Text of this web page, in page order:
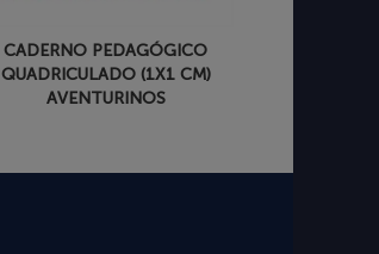
CADERNO PEDAGÓGICO
QUADRICULADO (1X1 CM)
AVENTURINOS